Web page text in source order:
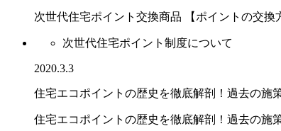
次世代住宅ポイント交換商品 【ポイントの交換
次世代住宅ポイント制度について
2020.3.3
住宅エコポイントの歴史を徹底解剖！過去の施
住宅エコポイントの歴史を徹底解剖！過去の施